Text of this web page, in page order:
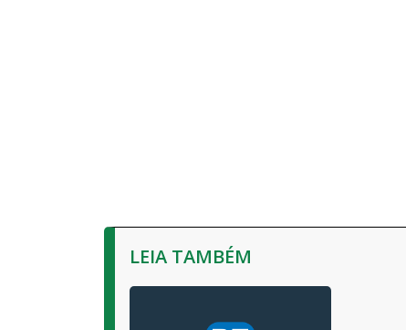
LEIA TAMBÉM